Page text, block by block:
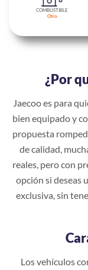
COMBUSTIBLE
Otro
¿Por
Jaecoo es para
bien equipado y
propuesta
de calidad,
reales, pero con
opción si deseas
exclusiva, sin
Los vehículos